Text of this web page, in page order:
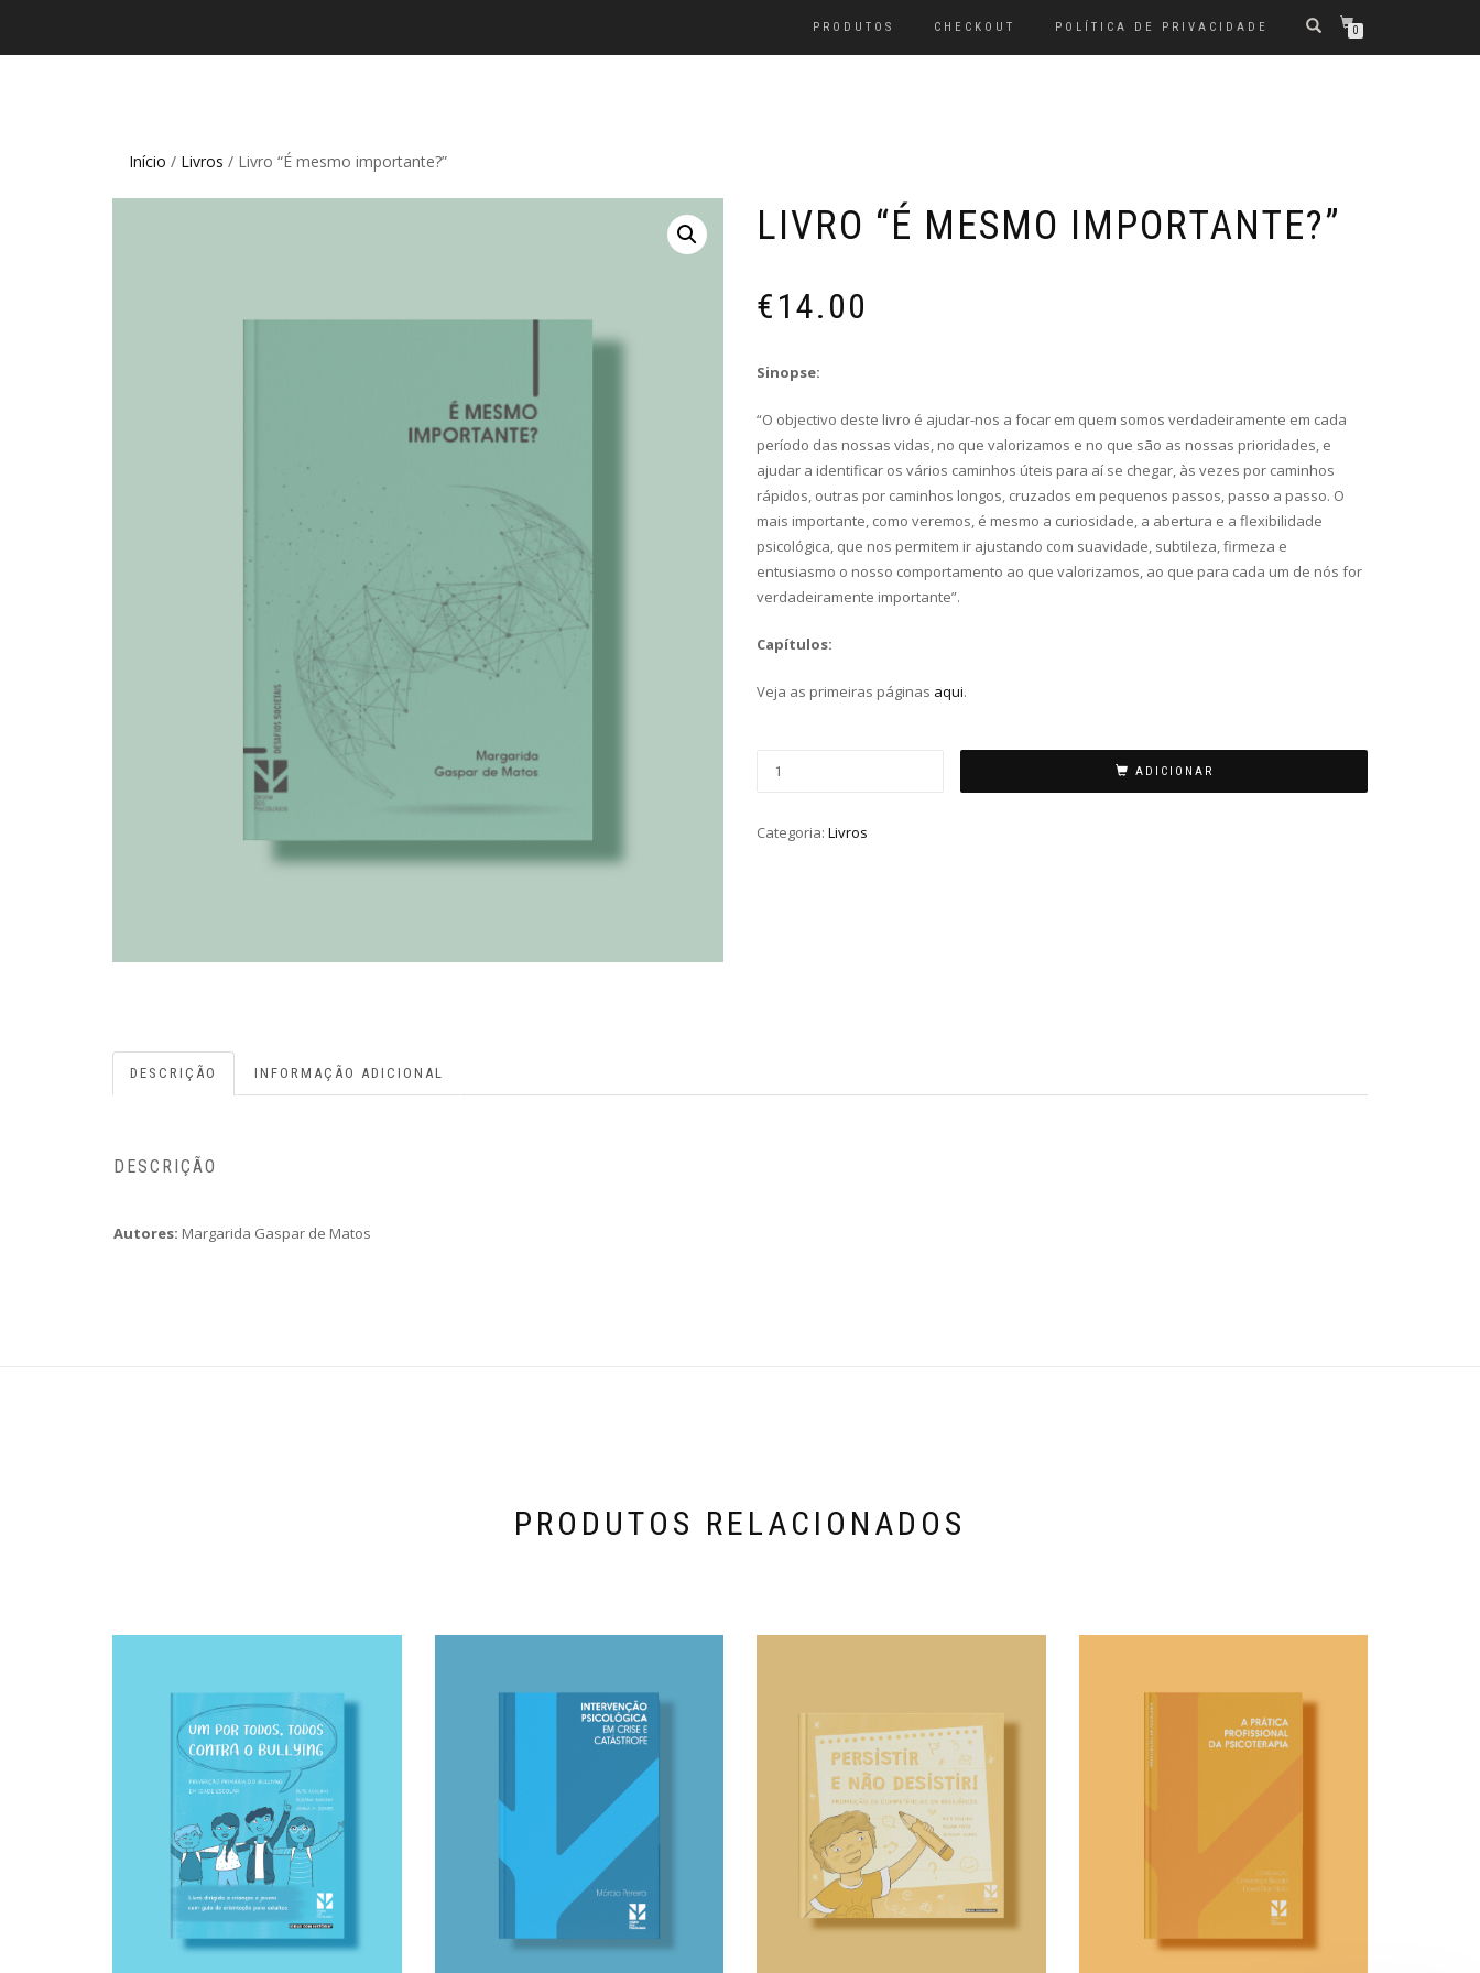
PRODUTOS CHECKOUT POLÍTICA DE PRIVACIDADE 0
Início / Livros / Livro “É mesmo importante?”
LIVRO “É MESMO IMPORTANTE?”
€14.00
Sinopse:
“O objectivo deste livro é ajudar-nos a focar em quem somos verdadeiramente em cada
período das nossas vidas, no que valorizamos e no que são as nossas prioridades, e
ajudar a identificar os vários caminhos úteis para aí se chegar, às vezes por caminhos
rápidos, outras por caminhos longos, cruzados em pequenos passos, passo a passo. O
mais importante, como veremos, é mesmo a curiosidade, a abertura e a flexibilidade
psicológica, que nos permitem ir ajustando com suavidade, subtileza, firmeza e
entusiasmo o nosso comportamento ao que valorizamos, ao que para cada um de nós for
verdadeiramente importante”.
Capítulos:
Veja as primeiras páginas aqui.
ADICIONAR
Categoria: Livros
DESCRIÇÃO INFORMAÇÃO ADICIONAL
DESCRIÇÃO
Autores: Margarida Gaspar de Matos
PRODUTOS RELACIONADOS